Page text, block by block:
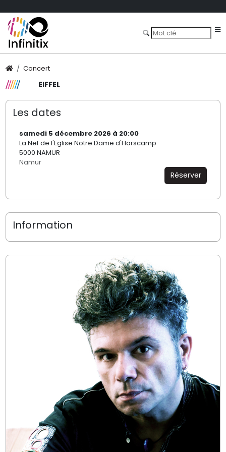
Concert
EIFFEL
Les dates
samedi 5 décembre 2026 à 20:00
La Nef de l'Eglise Notre Dame d'Harscamp
5000 NAMUR
Namur
Réserver
Information